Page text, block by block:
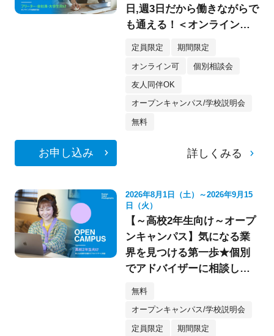
日,週3日だから働きながらで
も通える！＜オンライン参
加もOK★＞
定員限定 期間限定
オンライン可 個別相談会
友人同伴OK
オープンキャンパス/学校説明会
無料
お申し込み 詳しくみる
2026年8月1日（土）～2026年9月15
日（火）
【～高校2年生向け～オープ
ンキャンパス】気になる業
界を見つける第一歩★個別
でアドバイザーに相談して
みよう！
無料
オープンキャンパス/学校説明会
定員限定 期間限定